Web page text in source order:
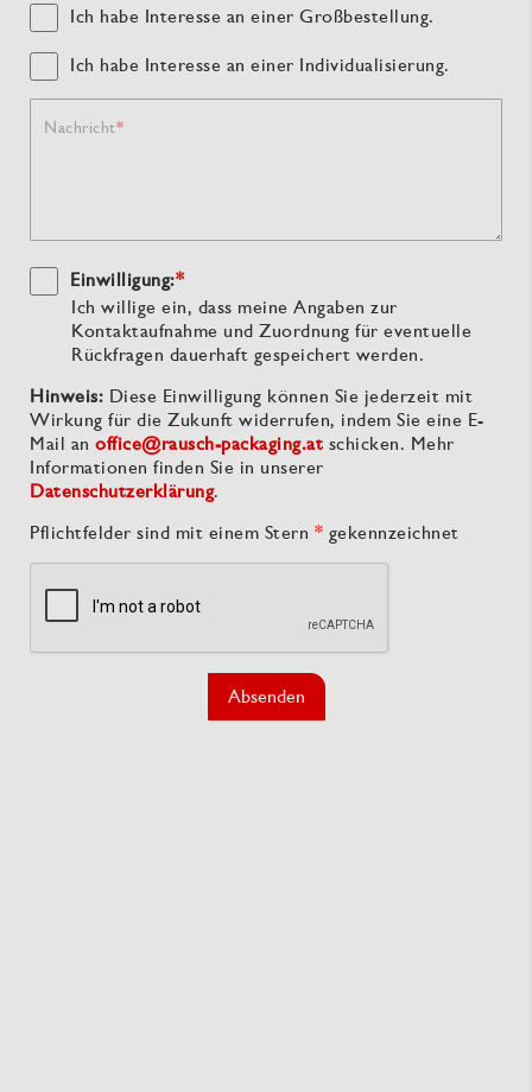
Ich habe Interesse an einer Großbestellung.
Ich habe Interesse an einer Individualisierung.
Nachricht
Einwilligung:*
Ich willige ein, dass meine Angaben zur
Kontaktaufnahme und Zuordnung für eventuelle
Rückfragen dauerhaft gespeichert werden.
Hinweis: Diese Einwilligung können Sie jederzeit mit
Wirkung für die Zukunft widerrufen, indem Sie eine E-
Mail an office@rausch-packaging.at schicken. Mehr
Informationen finden Sie in unserer
Datenschutzerklärung.
Pflichtfelder sind mit einem Stern * gekennzeichnet
Absenden